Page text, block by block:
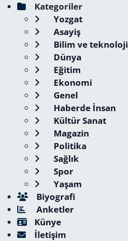
Kategoriler
Yozgat
Asayiş
Bilim ve teknoloji
Dünya
Eğitim
Ekonomi
Genel
Haberde İnsan
Kültür Sanat
Magazin
Politika
Sağlık
Spor
Yaşam
Biyografi
Anketler
Künye
İletişim